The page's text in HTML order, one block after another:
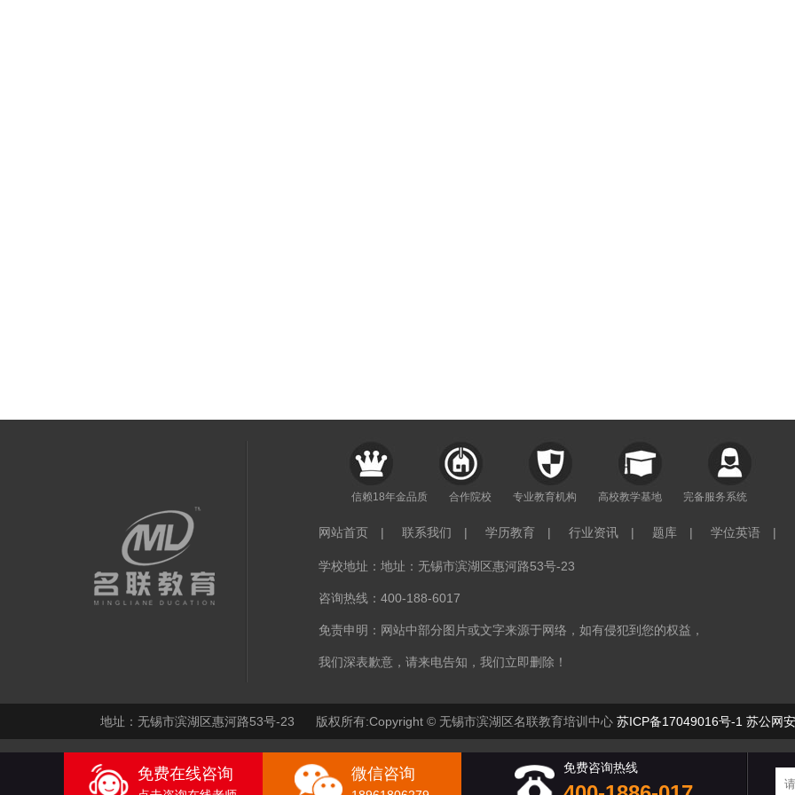
信赖18年金品质 合作院校 专业教育机构 高校教学基地 完备服务系统
网站首页 | 联系我们 | 学历教育 | 行业资讯 | 题库 | 学位英语 |
学校地址：地址：无锡市滨湖区惠河路53号-23
咨询热线：400-188-6017
免责申明：网站中部分图片或文字来源于网络，如有侵犯到您的权益，
我们深表歉意，请来电告知，我们立即删除！
地址：无锡市滨湖区惠河路53号-23 版权所有:Copyright © 无锡市滨湖区名联教育培训中心 苏ICP备17049016号-1 苏公网
免费在线咨询 微信咨询 免费咨询热线